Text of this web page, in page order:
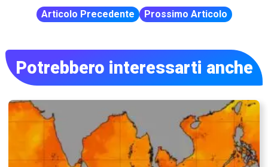
Articolo Precedente Prossimo Articolo
Potrebbero interessarti anche